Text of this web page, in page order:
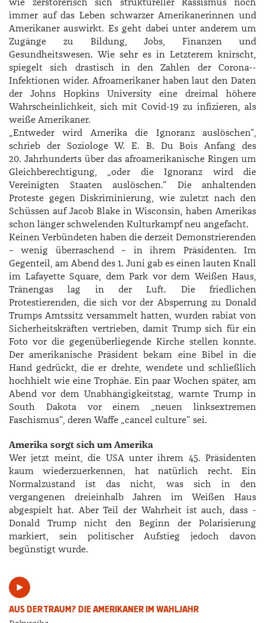
wie zerstörerisch sich struktureller Rassismus noch
immer auf das Leben schwarzer Amerikanerinnen und
Amerikaner auswirkt. Es geht dabei unter anderem um
Zugänge zu Bildung, Jobs, Finanzen und
Gesundheitswesen. Wie sehr es in Letzterem knirscht,
spiegelt sich drastisch in den Zahlen der Corona-­
Infektionen wider. Afroamerikaner haben laut den Daten
der Johns Hopkins University eine dreimal höhere
Wahrscheinlichkeit, sich mit ­Covid-19 zu infizieren, als
weiße Amerikaner.
„Entweder wird Amerika die Ignoranz auslöschen“,
schrieb der Soziologe W. E. B. Du Bois Anfang des
20. Jahrhunderts über das afroamerikanische Ringen um
Gleichberechtigung, „oder die Ignoranz wird die
Vereinigten Staaten auslöschen.“ Die anhaltenden
Proteste gegen Diskriminierung, wie zuletzt nach den
Schüssen auf ­Jacob ­Blake in Wisconsin, haben Amerikas
schon länger schwelenden Kulturkampf neu angefacht.
Keinen Verbündeten haben die derzeit Demonstrierenden
– wenig überraschend – in ihrem Präsidenten. Im
Gegenteil, am Abend des 1. Juni gab es einen lauten Knall
im ­Lafayette Square, dem Park vor dem Weißen Haus,
Tränengas lag in der Luft. Die friedlichen
Protestierenden, die sich vor der Absperrung zu ­Donald
Trumps Amtssitz versammelt hatten, wurden rabiat von
Sicherheitskräften vertrieben, damit Trump sich für ein
Foto vor die gegenüberliegende Kirche stellen konnte.
Der amerikanische Präsident bekam eine Bibel in die
Hand gedrückt, die er drehte, wendete und schließlich
hochhielt wie eine Trophäe. Ein paar Wochen später, am
Abend vor dem Unabhängigkeitstag, warnte Trump in
South Dakota vor einem „neuen linksextremen
Faschismus“, deren Waffe „cancel culture“ sei.
Amerika sorgt sich um Amerika
Wer jetzt meint, die USA unter ihrem 45. Präsidenten
kaum wiederzuerkennen, hat natürlich recht. Ein
Normalzustand ist das nicht, was sich in den
vergangenen dreieinhalb Jahren im Weißen Haus
abgespielt hat. Aber Teil der Wahrheit ist auch, dass ­
Donald Trump nicht den Beginn der Polarisierung
markiert, sein politischer Aufstieg jedoch davon
begünstigt wurde.
AUS DER TRAUM? DIE AMERIKANER IM WAHLJAHR